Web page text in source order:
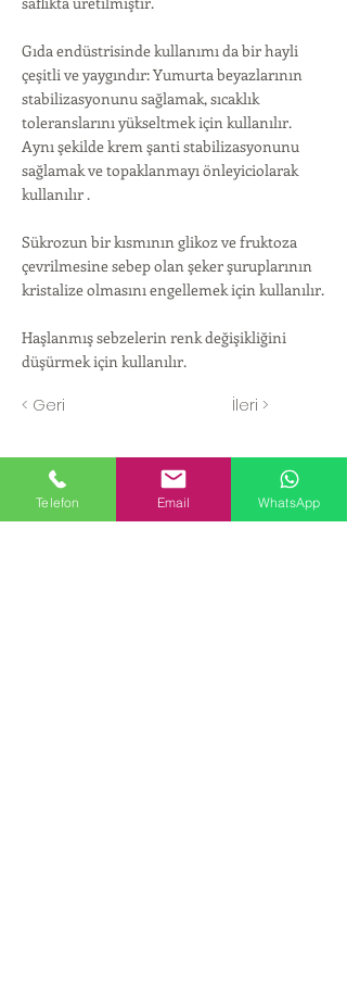
Gıda endüstrisinde kullanımı da bir hayli
çeşitli ve yaygındır: Yumurta beyazlarının
stabilizasyonunu sağlamak, sıcaklık
toleranslarını yükseltmek için kullanılır.
Aynı şekilde krem şanti stabilizasyonunu
sağlamak ve topaklanmayı önleyiciolarak
kullanılır .
Sükrozun bir kısmının glikoz ve fruktoza
çevrilmesine sebep olan şeker şuruplarının
kristalize olmasını engellemek için kullanılır.
Haşlanmış sebzelerin renk değişikliğini
düşürmek için kullanılır.
< Geri İleri >
KURUMSAL
Telefon Email WhatsApp